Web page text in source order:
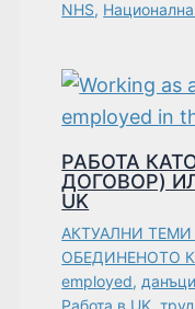
NHS,
РАБОТА КАТО
ДОГОВОР)
UK
АКТУАЛНИ ТЕМИ
ОБЕДИНЕНОТО
employed,
Работа в UK ,